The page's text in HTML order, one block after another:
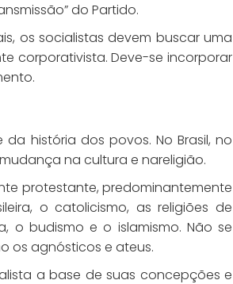
do Partido.
os socialistas devem buscar uma
corporativista. Deve-se incorporar
história dos povos. No Brasil, no
na cultura e nareligião.
protestante, predominantemente
o catolicismo, as religiões de
o budismo e o islamismo. Não se
os agnósticos e ateus.
a base de suas concepções e